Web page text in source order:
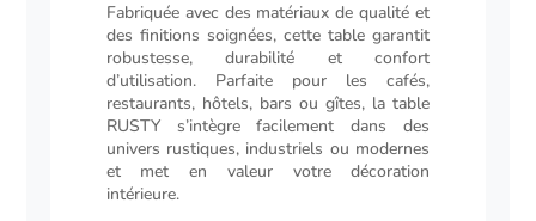
Fabriquée avec des matériaux de qualité et
des finitions soignées, cette table garantit
robustesse, durabilité et confort
d’utilisation. Parfaite pour les cafés,
restaurants, hôtels, bars ou gîtes, la table
RUSTY s’intègre facilement dans des
univers rustiques, industriels ou modernes
et met en valeur votre décoration
intérieure.